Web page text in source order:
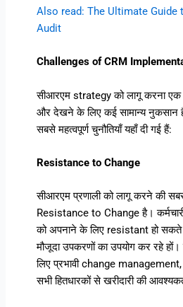
Also read: The Ultimate Guide
Audit
Challenges of CRM
सीआरएम strategy को लागू करना एक
और देखने के लिए कई सामान्य नुकसान
सबसे महत्वपूर्ण चुनौतियाँ यहाँ दी गई हैं:
Resistance to Change
सीआरएम प्रणाली को लागू करने की
Resistance to Change है।
को अपनाने के लिए resistant हो
मौजूदा उपकरणों का उपयोग कर रहे
लिए प्रभावी change
सभी हितधारकों से खरीदारी की